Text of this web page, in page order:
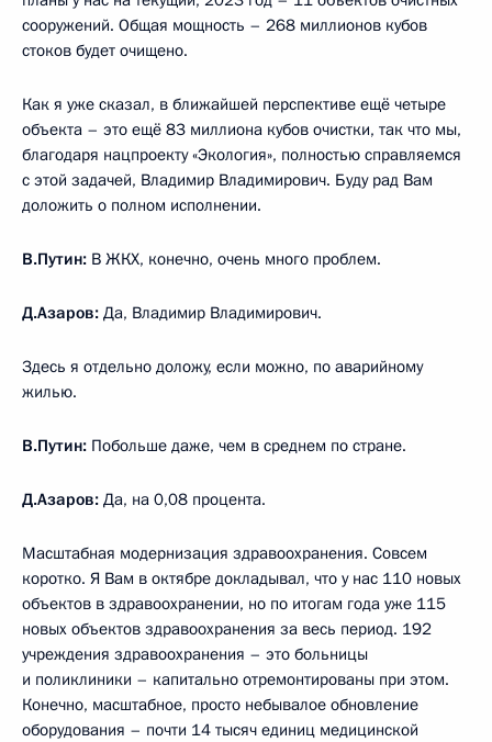
сооружений. Общая мощность – 268 миллионов кубов
стоков будет очищено.
Как я уже сказал, в ближайшей перспективе ещё четыре
объекта – это ещё 83 миллиона кубов очистки, так что мы,
благодаря нацпроекту «Экология», полностью справляемся
с этой задачей, Владимир Владимирович. Буду рад Вам
доложить о полном исполнении.
В.Путин: В ЖКХ, конечно, очень много проблем.
Д.Азаров: Да, Владимир Владимирович.
Здесь я отдельно доложу, если можно, по аварийному
жилью.
В.Путин: Побольше даже, чем в среднем по стране.
Д.Азаров: Да, на 0,08 процента.
Масштабная модернизация здравоохранения. Совсем
коротко. Я Вам в октябре докладывал, что у нас 110 новых
объектов в здравоохранении, но по итогам года уже 115
новых объектов здравоохранения за весь период. 192
учреждения здравоохранения – это больницы
и поликлиники – капитально отремонтированы при этом.
Конечно, масштабное, просто небывалое обновление
оборудования – почти 14 тысяч единиц медицинской